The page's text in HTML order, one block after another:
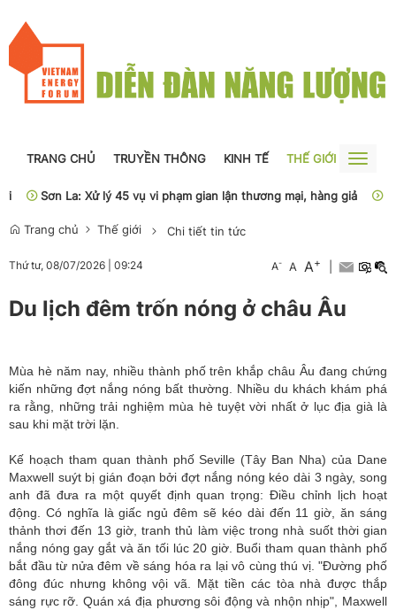
TRANG CHỦ TRUYỀN THÔNG KINH TẾ THẾ GIỚI
Toggle
Sơn La: Xử lý 45 vụ vi phạm gian lận thương mại, hàng giả
Trang chủ Thế giới Chi tiết tin tức
Thứ tư, 08/07/2026 09:24 A- A A+
Du lịch đêm trốn nóng ở châu Âu
Mùa hè năm nay, nhiều thành phố trên khắp châu Âu đang chứng
kiến những đợt nắng nóng bất thường. Nhiều du khách khám phá
ra rằng, những trải nghiệm mùa hè tuyệt vời nhất ở lục địa già là
sau khi mặt trời lặn.
Kế hoạch tham quan thành phố Seville (Tây Ban Nha) của Dane
Maxwell suýt bị gián đoạn bởi đợt nắng nóng kéo dài 3 ngày, song
anh đã đưa ra một quyết định quan trọng: Điều chỉnh lịch hoạt
động. Có nghĩa là giấc ngủ đêm sẽ kéo dài đến 11 giờ, ăn sáng
thảnh thơi đến 13 giờ, tranh thủ làm việc trong nhà suốt thời gian
nắng nóng gay gắt và ăn tối lúc 20 giờ. Buổi tham quan thành phố
bắt đầu từ nửa đêm về sáng hóa ra lại vô cùng thú vị. "Đường phố
đông đúc nhưng không vội vã. Mặt tiền các tòa nhà được thắp
sáng rực rỡ. Quán xá địa phương sôi động và nhộn nhịp", Maxwell